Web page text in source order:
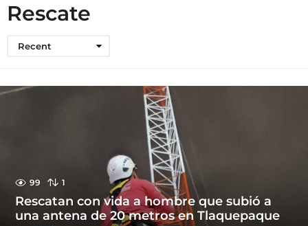
Rescate
Recent
99 1
Rescatan con vida a hombre que subió a
una antena de 20 metros en Tlaquepaque